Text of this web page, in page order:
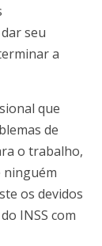
seu
a
que
de
o trabalho,
ninguém
os devidos
INSS com